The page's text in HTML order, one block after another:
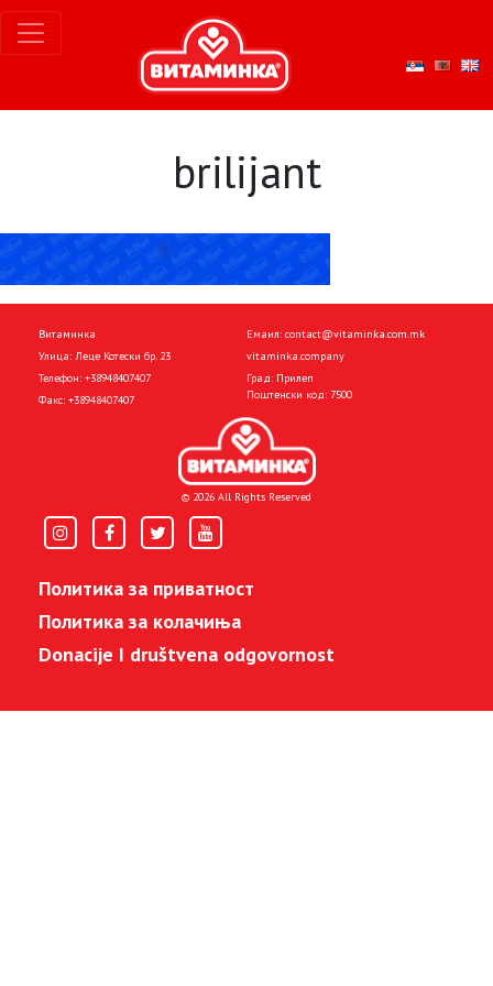
brilijant
Витаминка
Улица: Леце Котески бр. 23
Телефон: +38948407407
Факс: +38948407407
Емаил: contact@vitaminka.com.mk
vitaminka.company
Град: Прилеп
Поштенски код: 7500
© 2026 All Rights Reserved
Политика за приватност
Политика за колачиња
Donacije I društvena odgovornost